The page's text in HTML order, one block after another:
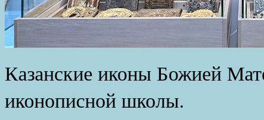
Казанские иконы Божией
иконописной школы.